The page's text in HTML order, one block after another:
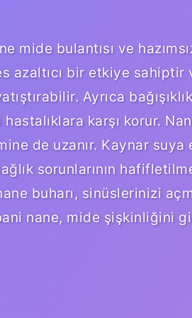
mide bulantısı ve
azaltıcı bir etkiye
Ayrıca
karşı korur.
de uzanır. Kaynar suya
sorunlarının
buharı, sinüslerinizi
nane, mide şişkinliğini